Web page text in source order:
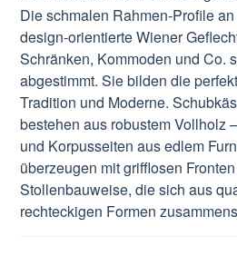
Die schmalen Rahmen-Profile
design-orientierte Wiener
Schränken, Kommoden und Co.
abgestimmt. Sie bilden die
Tradition und Moderne.
bestehen aus robustem Vollholz
und Korpusseiten aus edlem
überzeugen mit grifflosen
Stollenbauweise, die sich aus
rechteckigen Formen